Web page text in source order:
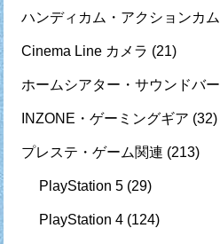
ハンディカム・アクションカム
Cinema Line カメラ (21)
ホームシアター・サウンドバー
INZONE・ゲーミングギア (32)
プレステ・ゲーム関連 (213)
PlayStation 5 (29)
PlayStation 4 (124)